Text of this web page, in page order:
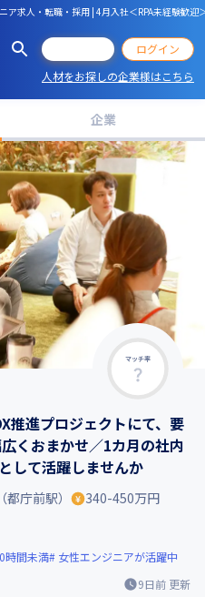
ア求人・転職・採用 | 4月入社＜RPA未経験歓
ログイン
人材をお探しの企業様はこちら
企業
マッチ率
推進プロジェクトにて、要
くおまかせ／1カ月の社内
して活躍しませんか
9日前 更新
庁前駅）
340-450万円
時間未満 女性エンジニアが活躍中